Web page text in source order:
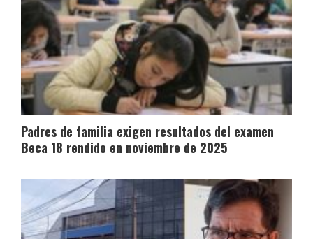
Padres de familia exigen resultados del examen
Beca 18 rendido en noviembre de 2025